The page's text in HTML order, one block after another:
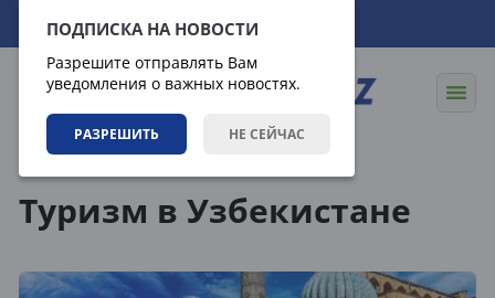
ПОДПИСКА НА НОВОСТИ
Разрешите отправлять Вам
уведомления о важных новостях.
РАЗРЕШИТЬ НЕ СЕЙЧАС
06.08.2026 17:09:51
Туризм в Узбекистане